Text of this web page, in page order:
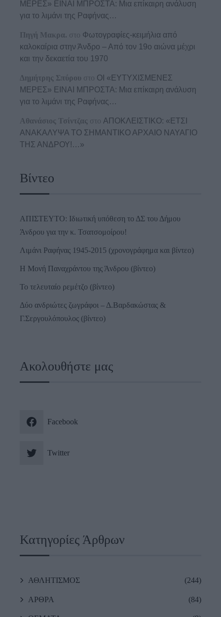
ΜΕΡΕΣ» ΕΙΝΑΙ ΜΠΡΟΣΤΑ: Μια επίκαιρη ανάλυση
για το λιμάνι της Ραφήνας…
Πηγή Μακρα. στο Φωτογραφίες-κειμήλια από
καλοκαίρια στην Άνδρο – Από τον 19ο αιώνα μέχρι
και την δεκαετία του 1970
Δημήτρης Σπύρου στο ΟΙ «ΕΥΤΥΧΙΣΜΕΝΕΣ
ΜΕΡΕΣ» ΕΙΝΑΙ ΜΠΡΟΣΤΑ: Μια επίκαιρη ανάλυση
για το λιμάνι της Ραφήνας…
Αθανάσιος Τσίντζας στο ΑΠΟΚΛΕΙΣΤΙΚΟ: «ΕΤΣΙ
ΑΝΑΚΑΛΥΨΑ ΤΟ ΣΗΜΑΝΤΙΚΟ ΑΡΧΑΙΟ ΝΑΥΑΓΙΟ
ΤΗΣ ΑΝΔΡΟΥ!…»
Βίντεο
ΑΠΙΣΤΕΥΤΟ: Ιδιωτική υπόθεση το ΔΣ του Δήμου
Άνδρου για την κ. Τσατσομοίρου!
Λιμάνι Ραφήνας 1945-2015 (χρονογράφημα και βίντεο)
Η Μονή Παναχράντου της Άνδρου (βίντεο)
Το τελευταίο ρεμέτζο (βίντεο)
Δύο ανδριώτες ζωγράφοι – Δ.Βαρδακώστας &
Γ.Σεργουλόπουλος (βίντεο)
Ακολουθήστε μας
Facebook
Twitter
Κατηγορίες Άρθρων
ΑΘΛΗΤΙΣΜΟΣ (244)
ΑΡΘΡΑ (84)